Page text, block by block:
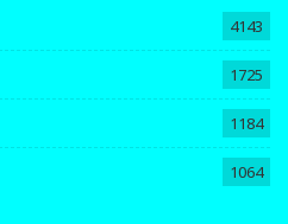
4143
1725
1184
1064